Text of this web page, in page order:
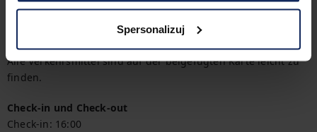
Spersonalizuj
Drei Bushaltestellen und ein Bahnhof befinden sich in
unmittelbarer Nähe der Wohnung und bieten somit
hervorragende Anbindungen an die gesamte Umgebung.
Alle Verkehrsmittel sind auf der beigefügten Karte leicht zu
finden.
Check-in und Check-out
Check-in: 16:00